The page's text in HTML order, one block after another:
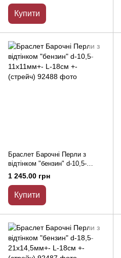
Купити
Браслет Барочні Перли з
відтінком "бензин" d-10,5-
11х11мм+- L-18см +- (стрейч)
1 245.00 грн
Купити